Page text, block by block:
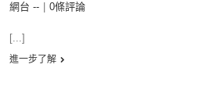
網台 --
0條評論
[...]
進一步了解